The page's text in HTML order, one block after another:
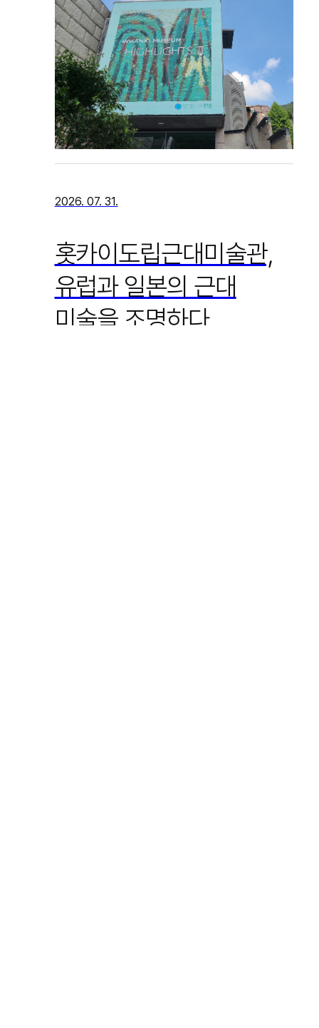
2026. 07. 31.
홋카이도립근대미술관,
유럽과 일본의 근대
미술을 조명하다